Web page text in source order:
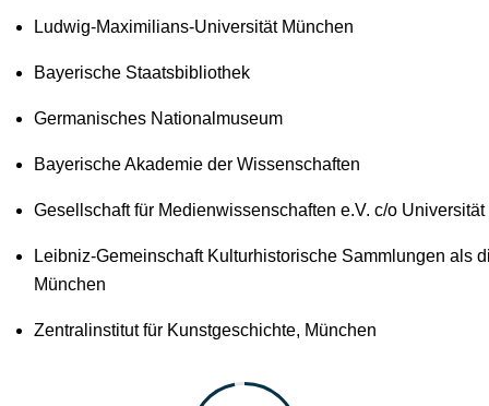
Ludwig-Maximilians-Universität München
Bayerische Staatsbibliothek
Germanisches Nationalmuseum
Bayerische Akademie der Wissenschaften
Gesellschaft für Medienwissenschaften e.V. c/o
Leibniz-Gemeinschaft Kulturhistorische Sammlungen als
München
Zentralinstitut für Kunstgeschichte, München